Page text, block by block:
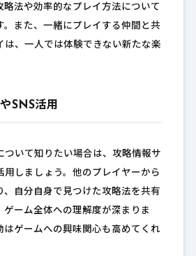
略法や効率的なプレイ方法について
。また、一緒にプレイする仲間と共
は、一人では体験できない新たな楽
SNS活用
ついて知りたい場合は、攻略情報サ
用しましょう。他のプレイヤーから
、自分自身で見つけた攻略法を共有
ゲーム全体への理解度が深まりま
はゲームへの興味関心も高めてくれ